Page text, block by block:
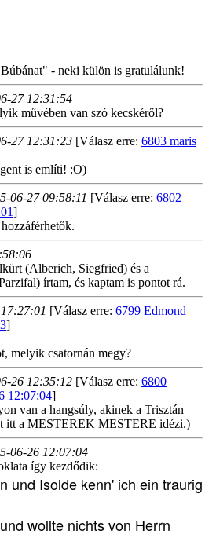
- neki külön is gratulálunk!
27 12:31:54
művében van szó kecskéről?
27 12:31:23 [Válasz erre: 6803 maris
is említi! :O)
06-27 09:58:11 [Válasz erre: 6802
]
(Alberich, Siegfried) és a
írtam, és kaptam is pontot rá.
[Válasz erre: 6799 Edmond
]
melyik csatornán megy?
26 12:35:12 [Válasz erre: 6800
12:07:04]
van a hangsúly, akinek a Trisztán
itt a MESTEREK MESTERE idézi.)
06-26 12:07:04
így kezdődik:
und Isolde kenn' ich ein traurig
wollte nichts von Herrn